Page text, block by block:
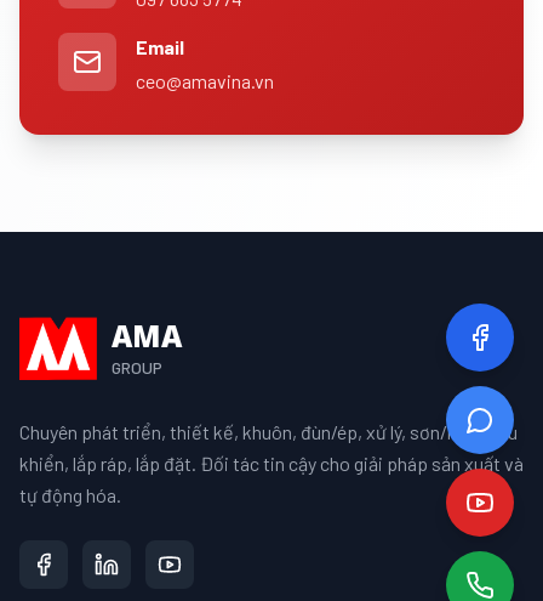
Email
ceo@amavina.vn
AMA
GROUP
Chuyên phát triển, thiết kế, khuôn, đùn/ép, xử lý, sơn/mạ, điều
khiển, lắp ráp, lắp đặt. Đối tác tin cậy cho giải pháp sản xuất và
tự động hóa.